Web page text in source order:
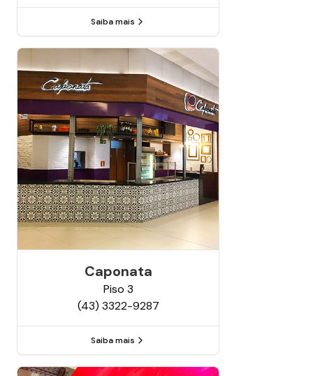
Saiba mais
Caponata
Piso 3
(43) 3322-9287
Saiba mais